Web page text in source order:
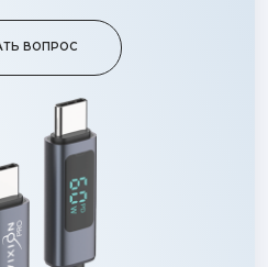
ВОПРОС